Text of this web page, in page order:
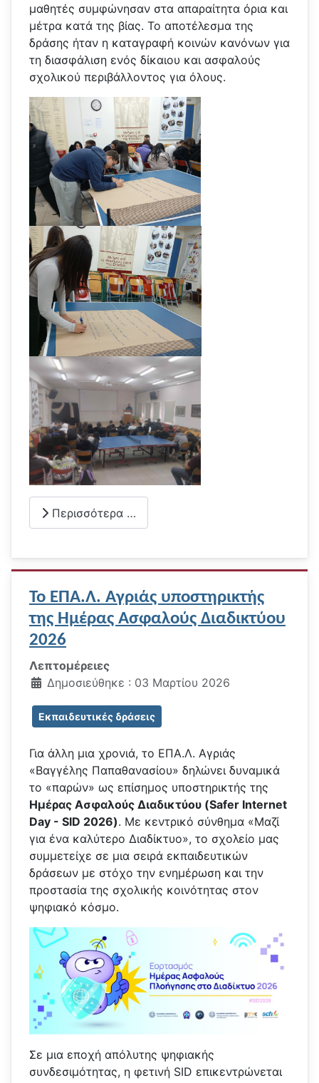
μαθητές συμφώνησαν στα απαραίτητα όρια και
μέτρα κατά της βίας. Το αποτέλεσμα της
δράσης ήταν η καταγραφή κοινών κανόνων για
τη διασφάλιση ενός δίκαιου και ασφαλούς
σχολικού περιβάλλοντος για όλους.
Περισσότερα …
Το ΕΠΑ.Λ. Αγριάς υποστηρικτής
της Ημέρας Ασφαλούς Διαδικτύου
2026
Λεπτομέρειες
Δημοσιεύθηκε : 03 Μαρτίου 2026
Εκπαιδευτικές δράσεις
Για άλλη μια χρονιά, το ΕΠΑ.Λ. Αγριάς
«Βαγγέλης Παπαθανασίου» δηλώνει δυναμικά
το «παρών» ως επίσημος υποστηρικτής της
Ημέρας Ασφαλούς Διαδικτύου (Safer Internet
Day - SID 2026). Με κεντρικό σύνθημα «Μαζί
για ένα καλύτερο Διαδίκτυο», το σχολείο μας
συμμετείχε σε μια σειρά εκπαιδευτικών
δράσεων με στόχο την ενημέρωση και την
προστασία της σχολικής κοινότητας στον
ψηφιακό κόσμο.
Σε μια εποχή απόλυτης ψηφιακής
συνδεσιμότητας, η φετινή SID επικεντρώνεται